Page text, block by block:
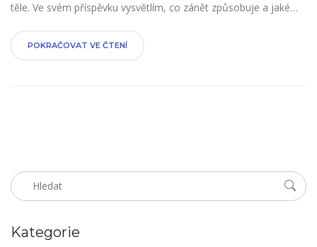
těle. Ve svém příspěvku vysvětlím, co zánět způsobuje a jaké
Navíc, pokud jde o zdravý životní styl, moje návrhy mohou být
POKRAČOVAT VE ČTENÍ
Kategorie